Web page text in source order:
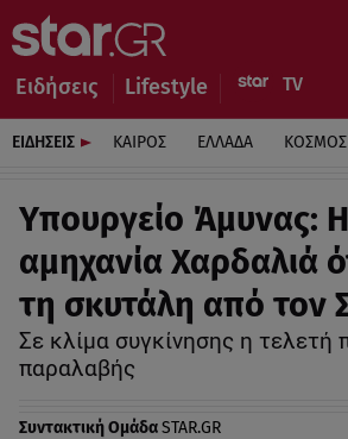
Ειδήσεις Lifestyle
ΕΙΔΗΣΕΙΣ ΚΑΙΡΟΣ ΕΛΛΑΔΑ ΚΟΣΜΟΣ
Υπουργείο Άμυνας: Η
αμηχανία Χαρδαλιά
τη σκυτάλη από τον
Σε κλίμα συγκίνησης η τελετή
παραλαβής
Συντακτική ΟμάδαSTAR.GR